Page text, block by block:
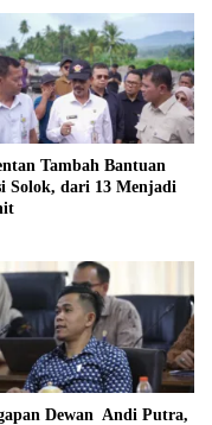
Tambah Bantuan
Solok, dari 13 Menjadi
Dewan Andi Putra,